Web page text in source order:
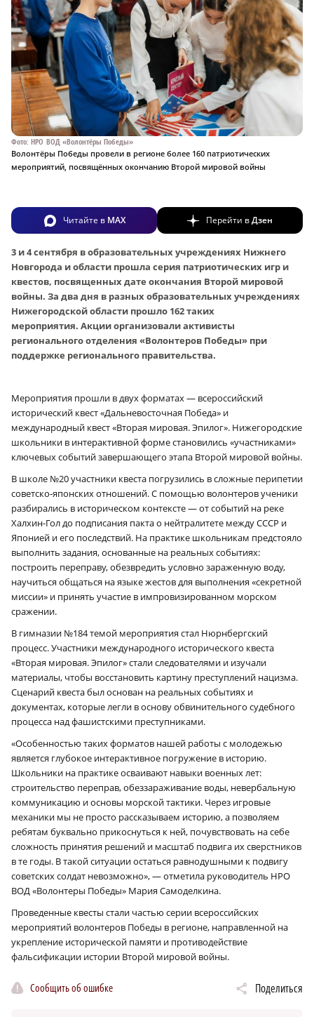
Фото: НРО ВОД «Волонтёры Победы»
Волонтёры Победы провели в регионе более 160 патриотических
мероприятий, посвящённых окончанию Второй мировой войны
Читайте в MAX Перейти вДзен
3 и 4 сентября в образовательных учреждениях Нижнего
Новгорода и области прошла серия патриотических игр и
квестов, посвященных дате окончания Второй мировой
войны. За два дня в разных образовательных учреждениях
Нижегородской области прошло 162 таких
мероприятия. Акции организовали активисты
регионального отделения «Волонтеров Победы» при
поддержке регионального правительства.
Мероприятия прошли в двух форматах — всероссийский
исторический квест «Дальневосточная Победа» и
международный квест «Вторая мировая. Эпилог». Нижегородские
школьники в интерактивной форме становились «участниками»
ключевых событий завершающего этапа Второй мировой войны.
В школе №20 участники квеста погрузились в сложные перипетии
советско-японских отношений. С помощью волонтеров ученики
разбирались в историческом контексте — от событий на реке
Халхин-Гол до подписания пакта о нейтралитете между СССР и
Японией и его последствий. На практике школьникам предстояло
выполнить задания, основанные на реальных событиях:
построить переправу, обезвредить условно зараженную воду,
научиться общаться на языке жестов для выполнения «секретной
миссии» и принять участие в импровизированном морском
сражении.
В гимназии №184 темой мероприятия стал Нюрнбергский
процесс. Участники международного исторического квеста
«Вторая мировая. Эпилог» стали следователями и изучали
материалы, чтобы восстановить картину преступлений нацизма.
Сценарий квеста был основан на реальных событиях и
документах, которые легли в основу обвинительного судебного
процесса над фашистскими преступниками.
«Особенностью таких форматов нашей работы с молодежью
является глубокое интерактивное погружение в историю.
Школьники на практике осваивают навыки военных лет:
строительство переправ, обеззараживание воды, невербальную
коммуникацию и основы морской тактики. Через игровые
механики мы не просто рассказываем историю, а позволяем
ребятам буквально прикоснуться к ней, почувствовать на себе
сложность принятия решений и масштаб подвига их сверстников
в те годы. В такой ситуации остаться равнодушными к подвигу
советских солдат невозможно», — отметила руководитель НРО
ВОД «Волонтеры Победы» Мария Самоделкина.
Проведенные квесты стали частью серии всероссийских
мероприятий волонтеров Победы в регионе, направленной на
укрепление исторической памяти и противодействие
фальсификации истории Второй мировой войны.
Сообщить об ошибке Поделиться